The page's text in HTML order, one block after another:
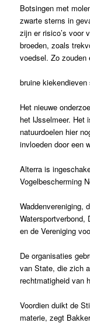
Botsingen met
zwarte sterns in
zijn er risico’s voor
broeden, zoals
voedsel. Zo zouden
bruine
Het nieuwe
het IJsselmeer. Het
natuurdoelen hier
invloeden door een
Alterra is
Vogelbescherming
Waddenvereniging,
Watersportverbond,
en de Vereniging
De organisaties
van State, die zich
rechtmatigheid van
Voordien duikt de
materie, zegt